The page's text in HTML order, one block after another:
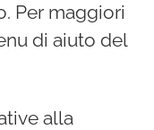
Per maggiori
di aiuto del
alla